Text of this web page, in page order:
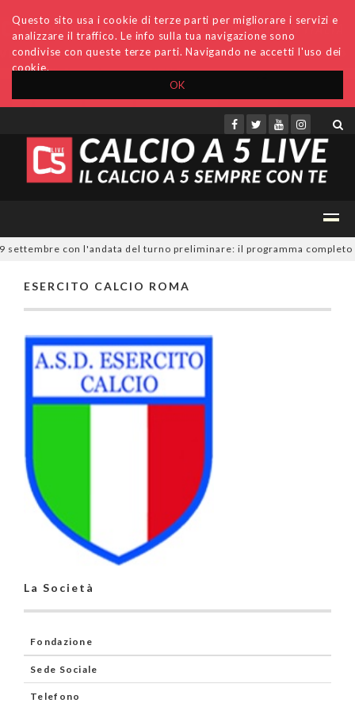
OK
Questo sito usa i cookie di terze parti per migliorare i servizi e
analizzare il traffico. Le info sulla tua navigazione sono
condivise con queste terze parti. Navigando ne accetti l'uso dei
cookie.
Accedi Archivio Invio comunicati Redazione
settembre con l'andata del turno preliminare: il programma completo
ESERCITO CALCIO ROMA
La Società
Fondazione
Sede Sociale
Telefono